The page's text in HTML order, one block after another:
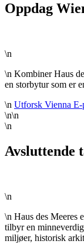
Oppdag
\n
\n Kombiner Haus
en storbytur som er
\n Utforsk Vienna E-
\n\n
\n
Avsluttende
\n
\n Haus des Meeres
tilbyr en
miljøer, historisk